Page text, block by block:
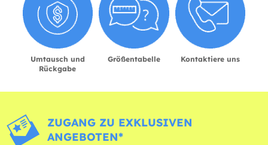
Umtausch und
Rückgabe
Größentabelle Kontaktiere uns
ZUGANG ZU EXKLUSIVEN
ANGEBOTEN*